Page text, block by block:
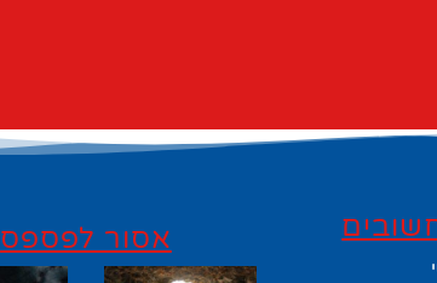
אסור לפספס